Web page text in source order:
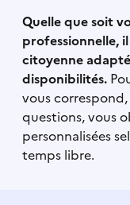
Quelle que soit
professionnelle,
citoyenne
disponibilités.
vous correspond,
questions, vous
personnalisées
temps libre.